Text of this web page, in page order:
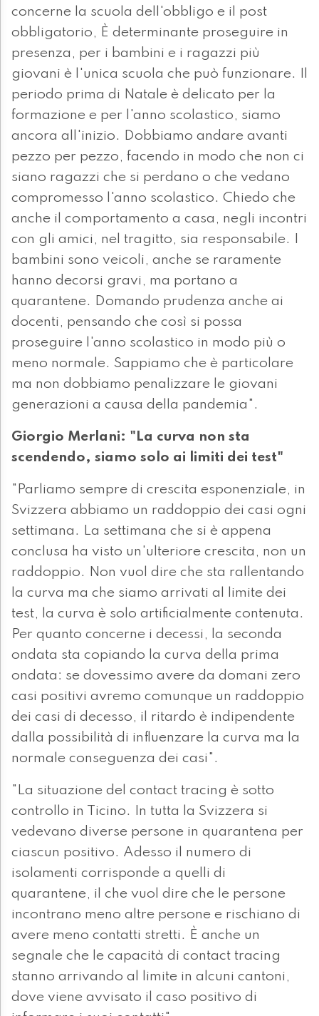
concerne la scuola dell'obbligo e il post
obbligatorio, È determinante proseguire in
presenza, per i bambini e i ragazzi più
giovani è l'unica scuola che può funzionare. Il
periodo prima di Natale è delicato per la
formazione e per l'anno scolastico, siamo
ancora all'inizio. Dobbiamo andare avanti
pezzo per pezzo, facendo in modo che non ci
siano ragazzi che si perdano o che vedano
compromesso l'anno scolastico. Chiedo che
anche il comportamento a casa, negli incontri
con gli amici, nel tragitto, sia responsabile. I
bambini sono veicoli, anche se raramente
hanno decorsi gravi, ma portano a
quarantene. Domando prudenza anche ai
docenti, pensando che così si possa
proseguire l'anno scolastico in modo più o
meno normale. Sappiamo che è particolare
ma non dobbiamo penalizzare le giovani
generazioni a causa della pandemia".
Giorgio Merlani: "La curva non sta
scendendo, siamo solo ai limiti dei test"
"Parliamo sempre di crescita esponenziale, in
Svizzera abbiamo un raddoppio dei casi ogni
settimana. La settimana che si è appena
conclusa ha visto un'ulteriore crescita, non un
raddoppio. Non vuol dire che sta rallentando
la curva ma che siamo arrivati al limite dei
test, la curva è solo artificialmente contenuta.
Per quanto concerne i decessi, la seconda
ondata sta copiando la curva della prima
ondata: se dovessimo avere da domani zero
casi positivi avremo comunque un raddoppio
dei casi di decesso, il ritardo è indipendente
dalla possibilità di influenzare la curva ma la
normale conseguenza dei casi".
"La situazione del contact tracing è sotto
controllo in Ticino. In tutta la Svizzera si
vedevano diverse persone in quarantena per
ciascun positivo. Adesso il numero di
isolamenti corrisponde a quelli di
quarantene, il che vuol dire che le persone
incontrano meno altre persone e rischiano di
avere meno contatti stretti. È anche un
segnale che le capacità di contact tracing
stanno arrivando al limite in alcuni cantoni,
dove viene avvisato il caso positivo di